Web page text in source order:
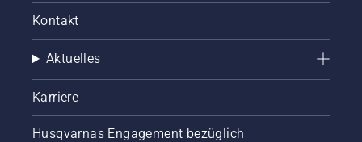
Kontakt
Aktuelles
Karriere
Husqvarnas Engagement bezüglich